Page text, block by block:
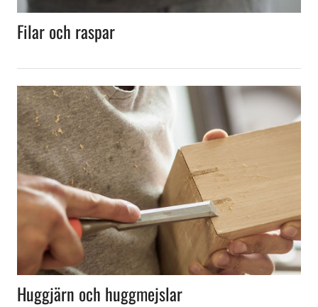
Filar och raspar
Huggjärn och huggmejslar